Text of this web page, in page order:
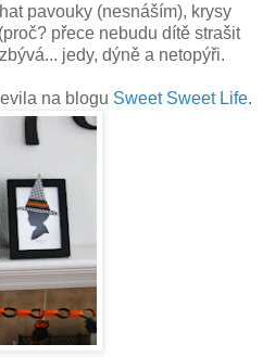
pavouky (nesnáším), krysy
přece nebudu dítě strašit
jedy, dýně a netopýři.
na blogu Sweet Sweet Life.